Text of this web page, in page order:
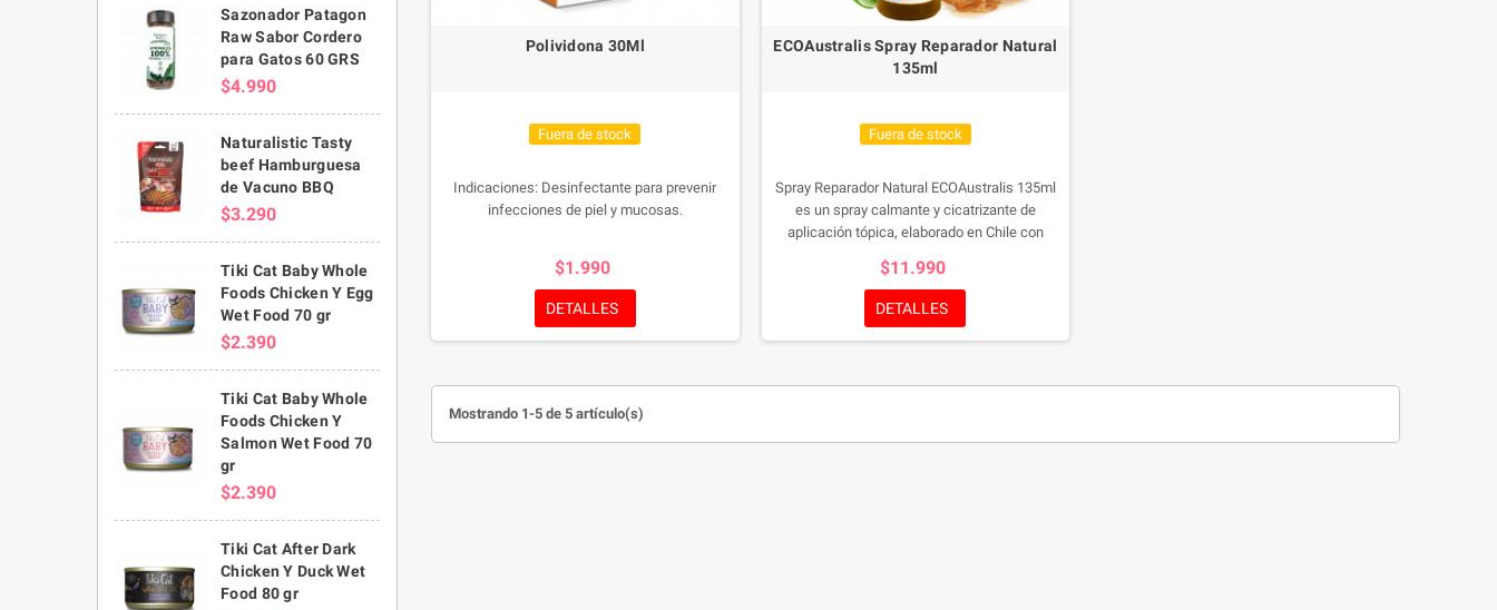
Sazonador Patagon
Raw Sabor Cordero
para Gatos 60 GRS
$4.990
Naturalistic Tasty
beef Hamburguesa
de Vacuno BBQ
$3.290
Tiki Cat Baby Whole
Foods Chicken Y Egg
Wet Food 70 gr
$2.390
Tiki Cat Baby Whole
Foods Chicken Y
Salmon Wet Food 70
gr
$2.390
Tiki Cat After Dark
Chicken Y Duck Wet
Food 80 gr
Polividona 30Ml
Fuera de stock
Indicaciones: Desinfectante para prevenir
infecciones de piel y mucosas.
$1.990
DETALLES
ECOAustralis Spray Reparador Natural
135ml
Fuera de stock
Spray Reparador Natural ECOAustralis 135ml
es un spray calmante y cicatrizante de
aplicación tópica, elaborado en Chile con
boldo y miel. Ideal para aliviar rápidamente
picazón, irritaciones, rasguños y alergias,
aportando protección y frescura de forma
natural
$11.990
DETALLES
Mostrando 1-5 de 5 artículo(s)